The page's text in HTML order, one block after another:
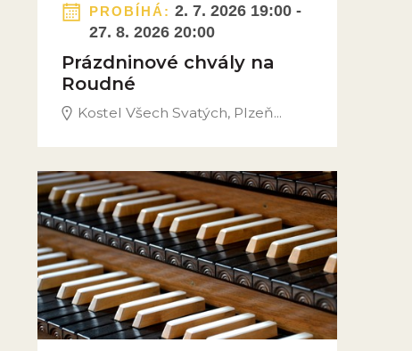
PROBÍHÁ: 2. 7. 2026 19:00 -
27. 8. 2026 20:00
Prázdninové chvály na
Roudné
Kostel Všech Svatých, Plzeň...
Obrázek novinky